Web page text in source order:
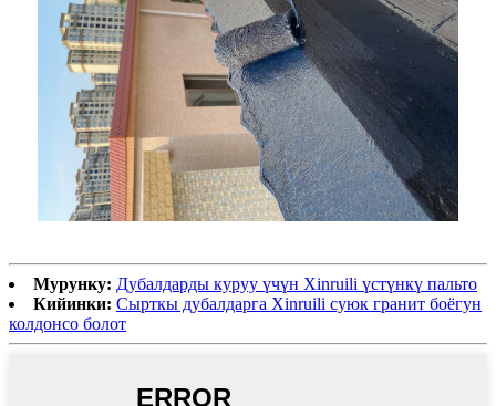
Мурунку: Дубалдарды куруу үчүн Xinruili үстүнкү пальто
Кийинки: Сырткы дубалдарга Xinruili суюк гранит боёгун
колдонсо болот